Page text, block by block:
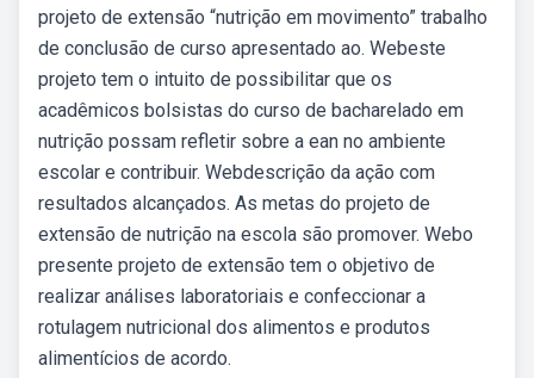
projeto de extensão “nutrição em movimento” trabalho
de conclusão de curso apresentado ao. Webeste
projeto tem o intuito de possibilitar que os
acadêmicos bolsistas do curso de bacharelado em
nutrição possam refletir sobre a ean no ambiente
escolar e contribuir. Webdescrição da ação com
resultados alcançados. As metas do projeto de
extensão de nutrição na escola são promover. Webo
presente projeto de extensão tem o objetivo de
realizar análises laboratoriais e confeccionar a
rotulagem nutricional dos alimentos e produtos
alimentícios de acordo.